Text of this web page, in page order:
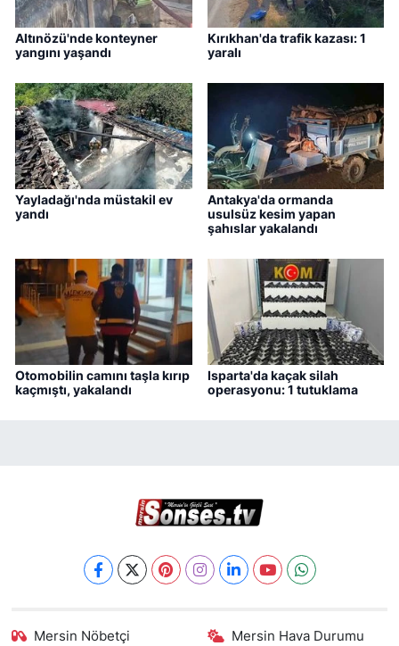
Altınözü'nde konteyner
yangını yaşandı
Kırıkhan'da trafik kazası: 1
yaralı
Yayladağı'nda müstakil ev
yandı
Antakya'da ormanda
usulsüz kesim yapan
şahıslar yakalandı
Otomobilin camını taşla kırıp
kaçmıştı, yakalandı
Isparta'da kaçak silah
operasyonu: 1 tutuklama
Mersin Nöbetçi
Mersin Hava Durumu